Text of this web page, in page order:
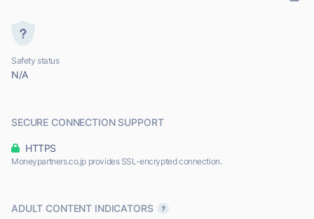
Safety status
N/A
SECURE CONNECTION SUPPORT
HTTPS
Moneypartners.co.jp provides SSL-encrypted connection.
ADULT CONTENT INDICATORS